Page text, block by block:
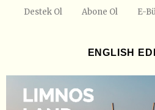
Destek Ol Abone Ol E-
ENGLISH